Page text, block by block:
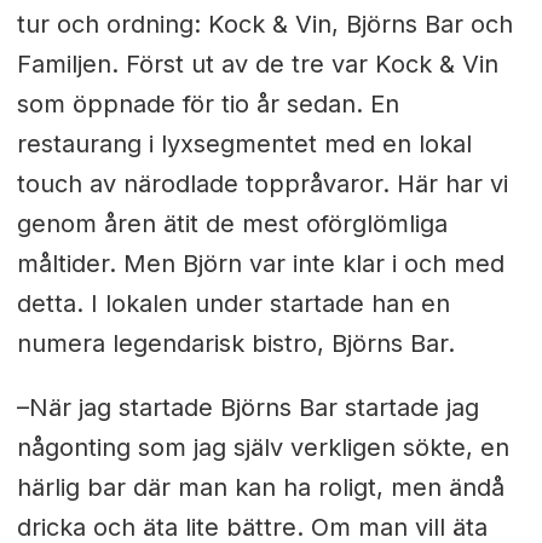
tur och ordning: Kock & Vin, Björns Bar och
Familjen. Först ut av de tre var Kock & Vin
som öppnade för tio år sedan. En
restaurang i lyxsegmentet med en lokal
touch av närodlade toppråvaror. Här har vi
genom åren ätit de mest oförglömliga
måltider. Men Björn var inte klar i och med
detta. I lokalen under startade han en
numera legendarisk bistro, Björns Bar.
–När jag startade Björns Bar startade jag
någonting som jag själv verkligen sökte, en
härlig bar där man kan ha roligt, men ändå
dricka och äta lite bättre. Om man vill äta